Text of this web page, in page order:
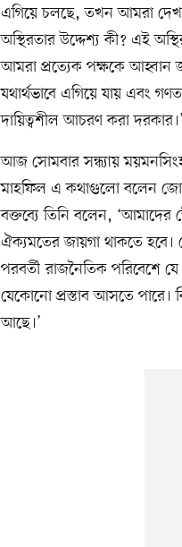
এগিয়ে চলছে, তখন আমরা
অস্থিরতার উদ্দেশ্য কী? এই
আমরা প্রত্যেক পক্ষকে আহ্বান
যথার্থভাবে এগিয়ে যায় এবং
দায়িত্বশীল আচরণ করা দরকার।’
আজ সোমবার সন্ধ্যায়
মাহফিল এ কথাগুলো বলেন
বক্তব্যে তিনি বলেন, ‘আমাদের
ঐক্যমতের জায়গা থাকতে হবে।
পরবর্তী রাজনৈতিক পরিবেশে
যেকোনো প্রস্তাব আসতে পারে।
আছে।’